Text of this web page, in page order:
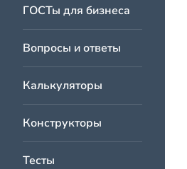
ГОСТы для бизнеса
Вопросы и ответы
Калькуляторы
Конструкторы
Тесты